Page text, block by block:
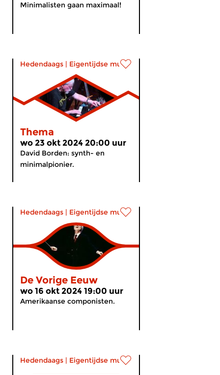
Minimalisten gaan maximaal!
Hedendaags | Eigentijdse muziek
Thema
wo 23 okt 2024 20:00 uur
David Borden: synth- en
minimalpionier.
Hedendaags | Eigentijdse muziek
De Vorige Eeuw
wo 16 okt 2024 19:00 uur
Amerikaanse componisten.
Hedendaags | Eigentijdse muziek